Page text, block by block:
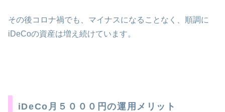
その後コロナ禍でも、マイナスになることなく、順調に
iDeCoの資産は増え続けています。
iDeCo月５０００円の運用メリット